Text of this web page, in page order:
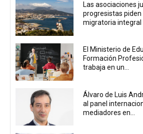
Las asociaciones
progresistas
migratoria integral
El Ministerio de
Formación
trabaja en un...
Álvaro de Luis
al panel
mediadores en...